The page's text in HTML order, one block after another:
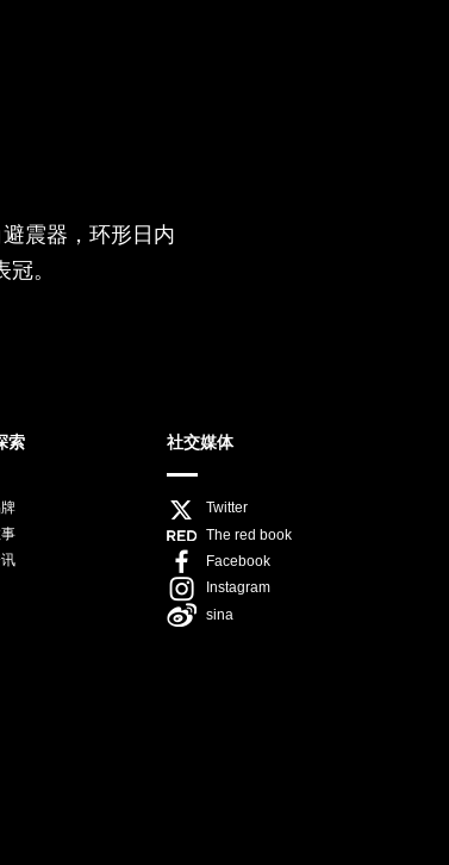
震器，环形日内
。
索 社交媒体
Twitter
The red book
Facebook
Instagram
sina